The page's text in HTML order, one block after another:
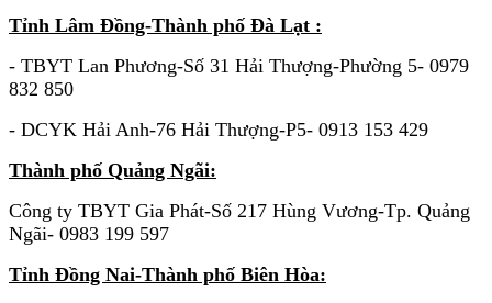
Tỉnh Lâm Đồng-Thành phố Đà Lạt :
- TBYT Lan Phương-Số 31 Hải Thượng-Phường 5- 0979
832 850
- DCYK Hải Anh-76 Hải Thượng-P5- 0913 153 429
Thành phố Quảng Ngãi:
Công ty TBYT Gia Phát-Số 217 Hùng Vương-Tp. Quảng
Ngãi- 0983 199 597
Tỉnh Đồng Nai-Thành phố Biên Hòa: